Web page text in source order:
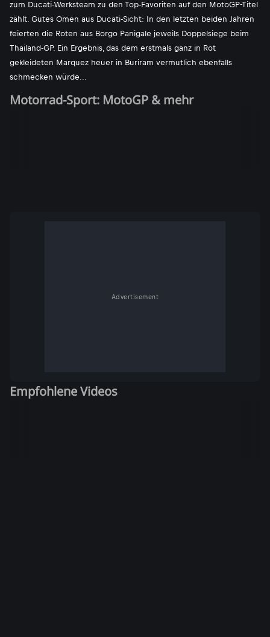
zum Ducati-Werksteam zu den Top-Favoriten auf den MotoGP-Titel
zählt. Gutes Omen aus Ducati-Sicht: In den letzten beiden Jahren
feierten die Roten aus Borgo Panigale jeweils Doppelsiege beim
Thailand-GP. Ein Ergebnis, das dem erstmals ganz in Rot
gekleideten Marquez heuer in Buriram vermutlich ebenfalls
schmecken würde...
Motorrad-Sport: MotoGP & mehr
Advertisement
Empfohlene Videos